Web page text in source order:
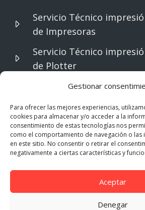
Gestionar
Para ofrecer las mejores experiencias,
cookies para almacenar y/o acceder a la
consentimiento de estas tecnologías nos
como el comportamiento de navegación o las
en este sitio. No consentir o retirar el
negativamente a ciertas características y
Aceptar
Denegar
Servicio Técnico
de Impresoras
Servicio Técnico
de Plotter
Servicio Técnico
Servicio Técnico
de Proyectores
Servicios Informáticos
Soluciones